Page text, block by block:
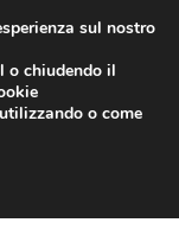
sul nostro
o chiudendo il
o come